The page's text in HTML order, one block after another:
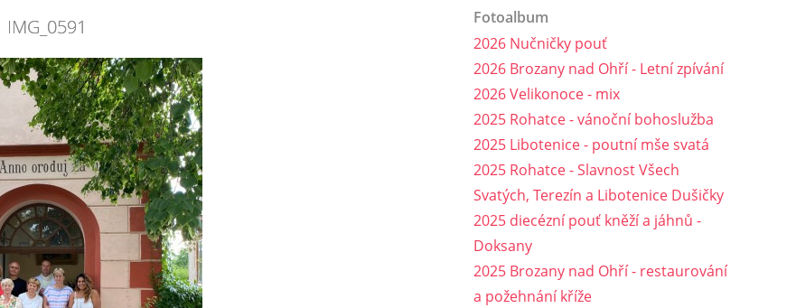
IMG_0591
Fotoalbum
2026 Nučničky pouť
2026 Brozany nad Ohří - Letní zpívání
2026 Velikonoce - mix
2025 Rohatce - vánoční bohoslužba
2025 Libotenice - poutní mše svatá
2025 Rohatce - Slavnost Všech
Svatých, Terezín a Libotenice Dušičky
2025 diecézní pouť kněží a jáhnů -
Doksany
2025 Brozany nad Ohří - restaurování
a požehnání kříže